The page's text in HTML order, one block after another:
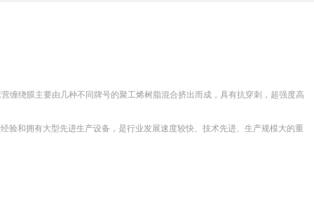
绕膜主要由几种不同牌号的聚工烯树脂混合挤出而成，具有抗穿刺，超强度高
验和拥有大型先进生产设备，是行业发展速度较快、技术先进、生产规模大的重